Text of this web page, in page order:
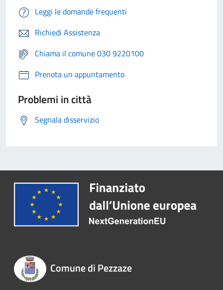
Leggi le domande frequenti
Richiedi Assistenza
Chiama il comune 030 9220100
Prenota un appuntamento
Problemi in città
Segnala disservizio
Comune di Pezzaze